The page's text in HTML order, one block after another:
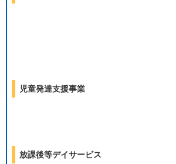
児童発達支援事業
放課後等デイサービス